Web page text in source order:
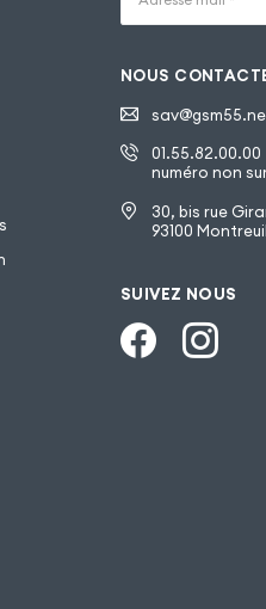
NOUS
01.55.82.00.00
numéro non
30, bis rue
93100 Montreuil
SUIVEZ NOUS